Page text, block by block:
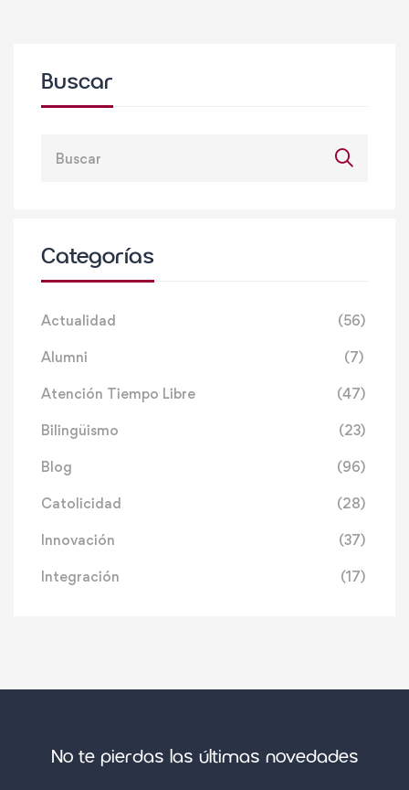
Buscar
Categorías
Actualidad (56)
Alumni (7)
Atención Tiempo Libre (47)
Bilingüismo (23)
Blog (96)
Catolicidad (28)
Innovación (37)
Integración (17)
No te pierdas las últimas novedades